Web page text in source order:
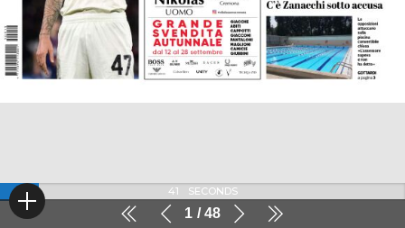
1 48
41 SECONDS